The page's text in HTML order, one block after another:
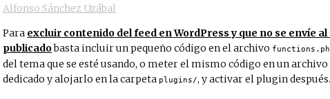
Alfonso Sánchez Uzábal
Para excluir contenido del feed en WordPress y que no se envíe al
publicadobasta incluir un pequeño código en el archivo
del tema que se esté usando, o meter el mismo código en un archivo
dedicado y alojarlo en la carpeta plugins/, y activar el plugin después.